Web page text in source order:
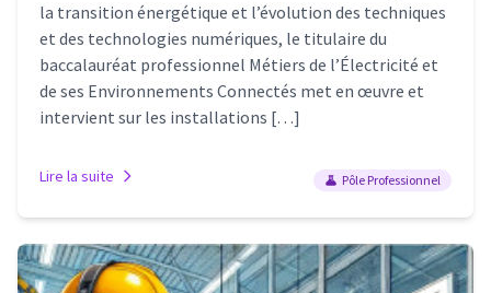
la transition énergétique et l’évolution des techniques
et des technologies numériques, le titulaire du
baccalauréat professionnel Métiers de l’Électricité et
de ses Environnements Connectés met en œuvre et
intervient sur les installations […]
Lire la suite Pôle Professionnel